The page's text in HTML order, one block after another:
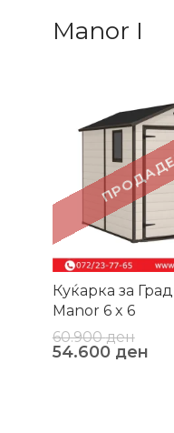
Manor I
Куќарка за
Manor 6 x 6
60.900ден
54.600 ден